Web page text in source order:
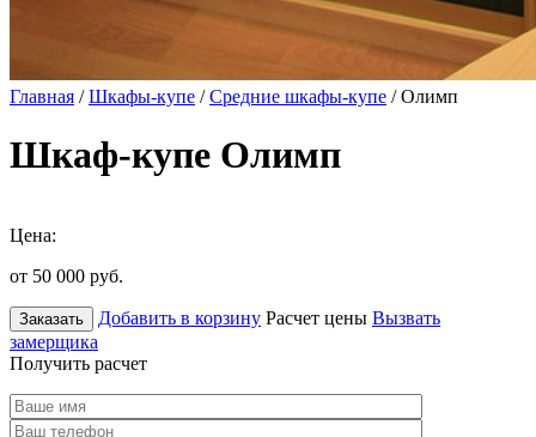
Главная /Шкафы-купе /Средние шкафы-купе / Олимп
Шкаф-купе Олимп
Цена:
от 50 000 руб.
Заказать Добавить в корзину Расчет цены Вызвать
замерщика
Получить расчет